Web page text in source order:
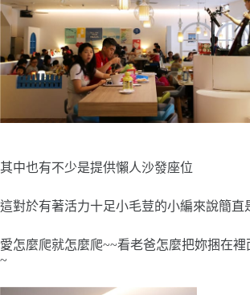
其中也有不少是提供懶人沙發座位
這對於有著活力十足小毛荳的小編來說簡直
愛怎麼爬就怎麼爬~~看老爸怎麼把妳捆在
~